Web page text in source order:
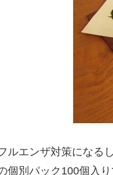
ルエンザ対策になる
個別パック100個入り